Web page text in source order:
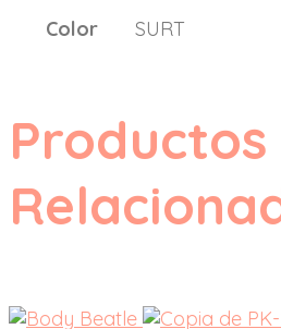
Color SURT
Productos